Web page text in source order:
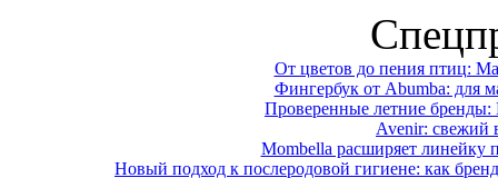
От цветов до пения птиц:
Фингербук от Abumba: для
Проверенные летние
Avenir: свежий
Mombella расширяет линейку
Новый подход к послеродовой гигиене: как